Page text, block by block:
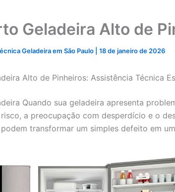
Geladeira Alto de
Geladeira em São Paulo 18 de janeiro de 2026
Alto de Pinheiros: Assistência Técnica
Quando sua geladeira apresenta
a preocupação com desperdício e o
transformar um simples defeito em